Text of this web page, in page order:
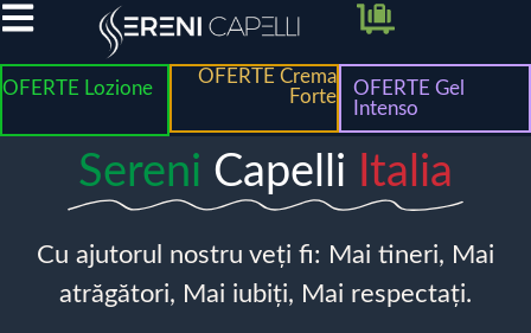
OFERTE Lozione
OFERTE Crema
Forte
OFERTE Gel
Intenso
Sereni Capelli Italia
Cu ajutorul nostru veți fi: Mai tineri, Mai
atrăgători, Mai iubiți, Mai respectați.